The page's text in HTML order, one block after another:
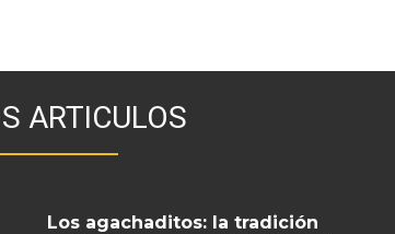
ARTICULOS
Los agachaditos: la tradición